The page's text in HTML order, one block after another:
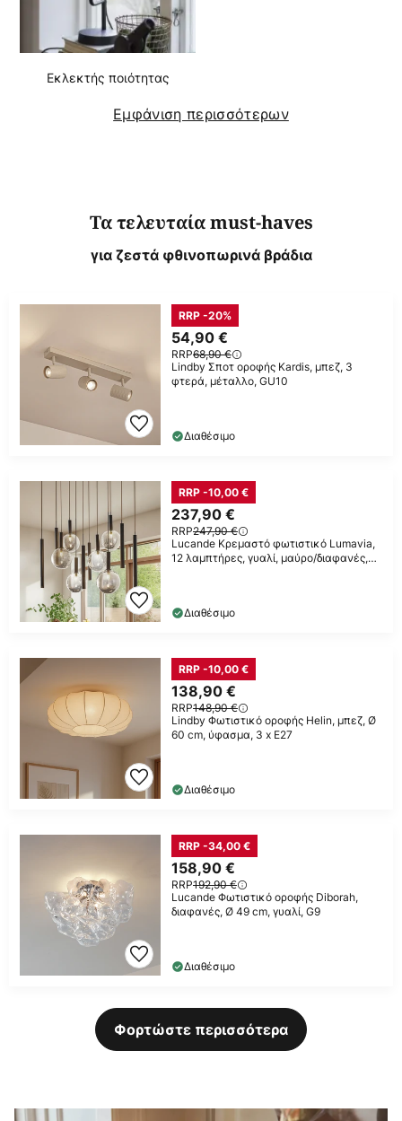
Εκλεκτής ποιότητας
Εμφάνιση περισσότερων
Τα τελευταία must-haves
για ζεστά φθινοπωρινά βράδια
54,90 €
RRP68,90 €
RRP -20%
Lindby Σποτ οροφής Kardis, μπεζ, 3
φτερά, μέταλλο, GU10
Διαθέσιμο
237,90 €
RRP247,90 €
RRP -10,00 €
Lucande Κρεμαστό φωτιστικό Lumavia,
12 λαμπτήρες, γυαλί, μαύρο/διαφανές,
Διαθέσιμο
138,90 €
RRP148,90 €
RRP -10,00 €
Lindby Φωτιστικό οροφής Helin, μπεζ, Ø
60 cm, ύφασμα, 3 x E27
Διαθέσιμο
158,90 €
RRP192,90 €
RRP -34,00 €
Lucande Φωτιστικό οροφής Diborah,
διαφανές, Ø 49 cm, γυαλί, G9
Διαθέσιμο
Φορτώστε περισσότερα